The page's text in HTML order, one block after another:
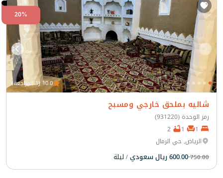
10.0 (1 المراجعة)
20%
شاليه بملحق خارجي ومسبح
رمز الوحدة (931220)
الرياض, حي الرمال
750.00600.00 ريال سعودي / ليلة